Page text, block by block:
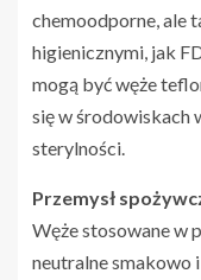
chemoodporne, ale
higienicznymi, jak
mogą być węże
się w środowiskach
sterylności.
Przemysł
Węże stosowane w
neutralne smakowo